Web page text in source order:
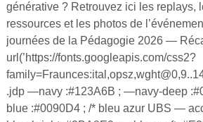
Colloques
Vidéos
S’inscrire
Se connecter
générative ? Retrouvez ici les replays,
ressources et les photos de
journées de la Pédagogie 2026 —
url(’https://fonts.googleapis.com/css2?
.jdp —navy :#123A6B ; —navy-deep
blue :#0090D4 ; /* bleu azur UBS —